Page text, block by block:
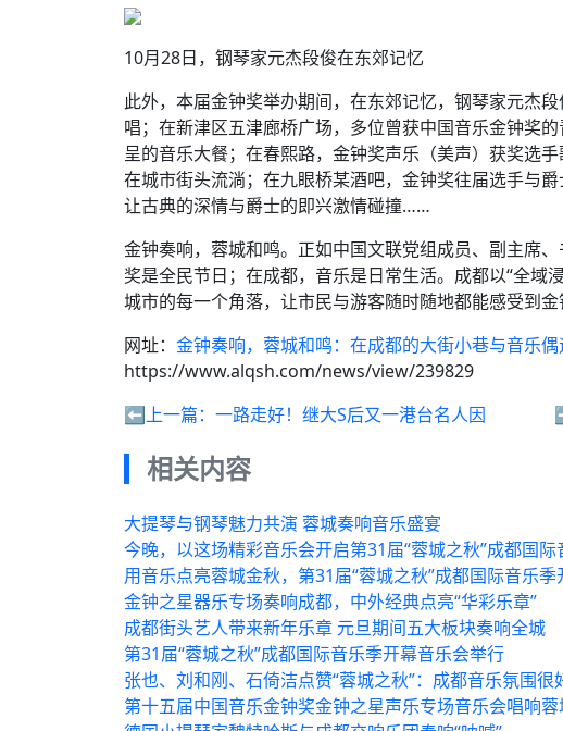
10月28日，钢琴家元杰段俊在东郊记忆
此外，本届金钟奖举办期间，在东郊记忆，钢琴家元杰
唱；在新津区五津廊桥广场，多位曾获中国音乐金钟奖
呈的音乐大餐；在春熙路，金钟奖声乐（美声）获奖选
在城市街头流淌；在九眼桥某酒吧，金钟奖往届选手与
让古典的深情与爵士的即兴激情碰撞……
金钟奏响，蓉城和鸣。正如中国文联党组成员、副主席
奖是全民节日；在成都，音乐是日常生活。成都以“全域
城市的每一个角落，让市民与游客随时随地都能感受到金
网址： 金钟奏响，蓉城和鸣：在成都的大街小巷与音乐偶
https://www.alqsh.com/news/view/239829
⬅️上一篇： 一路走好！继大S后又一港台名人因
相关内容
大提琴与钢琴魅力共演 蓉城奏响音乐盛宴
今晚，以这场精彩音乐会开启第31届“蓉城之秋”成都国际
用音乐点亮蓉城金秋，第31届“蓉城之秋”成都国际音乐
金钟之星器乐专场奏响成都，中外经典点亮“华彩乐章”
成都街头艺人带来新年乐章 元旦期间五大板块奏响全城
第31届“蓉城之秋”成都国际音乐季开幕音乐会举行
张也、刘和刚、石倚洁点赞“蓉城之秋”：成都音乐氛围很
第十五届中国音乐金钟奖金钟之星声乐专场音乐会唱响蓉